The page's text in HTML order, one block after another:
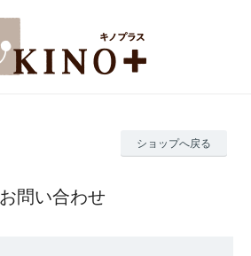
ショップへ戻る
お問い合わせ